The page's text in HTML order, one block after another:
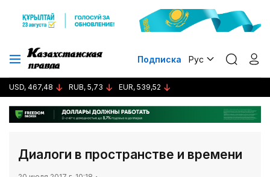
Подписка Рус
USD, 467,48 RUB, 5,73 EUR, 539,52
Диалоги в пространстве и времени